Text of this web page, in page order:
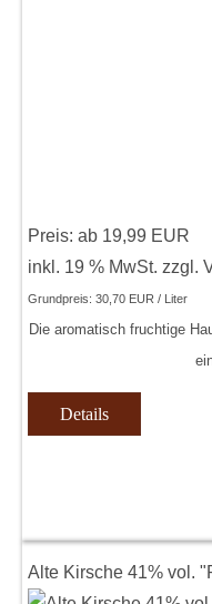
Preis: ab 19,99 EUR
inkl. 19 % MwSt. zzgl.
Grundpreis: 30,70 EUR / Liter
Die aromatisch fruchtige
Details
Alte Kirsche 41% vol.